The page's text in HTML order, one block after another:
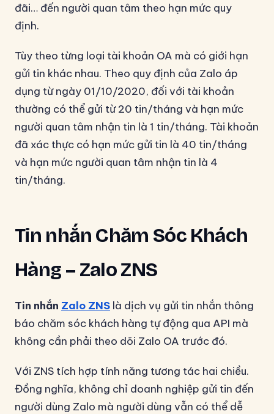
đãi… đến người quan tâm theo hạn mức quy
định.
Tùy theo từng loại tài khoản OA mà có giới hạn
gửi tin khác nhau. Theo quy định của Zalo áp
dụng từ ngày 01/10/2020, đối với tài khoản
thường có thể gửi từ 20 tin/tháng và hạn mức
người quan tâm nhận tin là 1 tin/tháng. Tài khoản
đã xác thực có hạn mức gửi tin là 40 tin/tháng
và hạn mức người quan tâm nhận tin là 4
tin/tháng.
Tin nhắn Chăm Sóc Khách
Hàng – Zalo ZNS
Tin nhắn Zalo ZNS là dịch vụ gửi tin nhắn thông
báo chăm sóc khách hàng tự động qua API mà
không cần phải theo dõi Zalo OA trước đó.
Với ZNS tích hợp tính năng tương tác hai chiều.
Đồng nghĩa, không chỉ doanh nghiệp gửi tin đến
người dùng Zalo mà người dùng vẫn có thể dễ